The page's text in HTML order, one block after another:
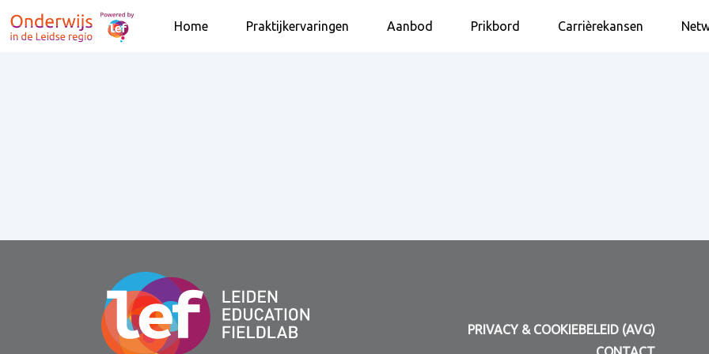
Home Praktijkervaringen Aanbod Prikbord Carrièrekansen
PRIVACY & COOKIEBELEID (AVG)